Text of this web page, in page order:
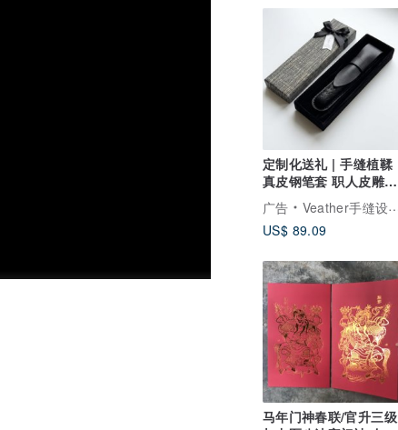
定制化送礼 | 手缝植鞣
真皮钢笔套 职人皮雕单
支笔袋 Veather
广告
Veather手缝设计皮件
US$ 89.09
马年门神春联/官升三级